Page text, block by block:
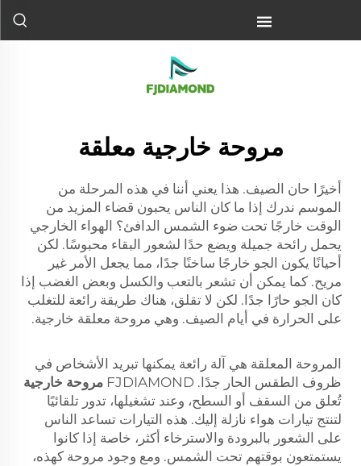
مروحة خارجية معلقة
أخيرًا حان الصيف. هذا يعني أننا في هذه المرحلة من
الموسم ندرك إذا ما كان الناس يحبون قضاء المزيد من
الوقت خارجًا تحت ضوء الشمس الدافئ؟ الهواء الخارجي
يحمل رائحة جميلة ويضع حدًا لشعور البقاء محبوسًا. لكن
أحيانًا يكون الجو خارجًا ساخنًا جدًا، مما يجعل الأمر غير
مريح. كما يمكن أن تشعر بالتعب والكسل وبعض الغضب إذا
كان الجو حارًا جدًا. لكن لا تقلق، هناك طريقة رائعة للتغلب
على الحرارة في أيام الصيف. وهي مروحة معلقة خارجية.
المروحة المعلقة هي آلة رائعة يمكنها تبريد الأشخاص في
ظروف الطقس الحار جدًا. FJDIAMOND
مروحة خارجية
تُعلق من السقف أو السطح، وعند تشغيلها، تدور تلقائيًا
لتنتج تيارات هواء نازلة إليك. هذه التيارات تساعد الناس
على الشعور بالبرودة والاسترخاء أكثر، خاصة إذا كانوا
يستمتعون بوقتهم تحت الشمس. ومع وجود مروحة كهذه،